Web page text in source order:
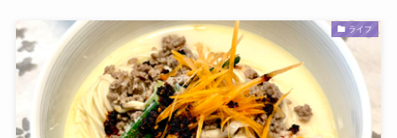
ライフ